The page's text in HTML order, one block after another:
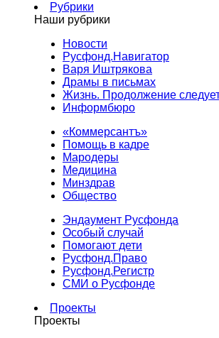
Рубрики
Наши рубрики
Новости
Русфонд.Навигатор
Варя Иштрякова
Драмы в письмах
Жизнь. Продолжение
Информбюро
«Коммерсантъ»
Помощь в кадре
Мародеры
Медицина
Минздрав
Общество
Эндаумент Русфонда
Особый случай
Помогают дети
Русфонд.Право
Русфонд.Регистр
СМИ о Русфонде
Проекты
Проекты